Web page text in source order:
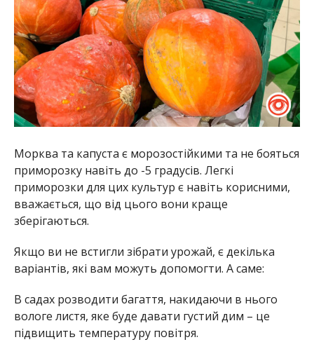
Морква та капуста є морозостійкими та не бояться
приморозку навіть до -5 градусів. Легкі
приморозки для цих культур є навіть корисними,
вважається, що від цього вони краще
зберігаються.
Якщо ви не встигли зібрати урожай, є декілька
варіантів, які вам можуть допомогти. А саме:
В садах розводити багаття, накидаючи в нього
вологе листя, яке буде давати густий дим – це
підвищить температуру повітря.